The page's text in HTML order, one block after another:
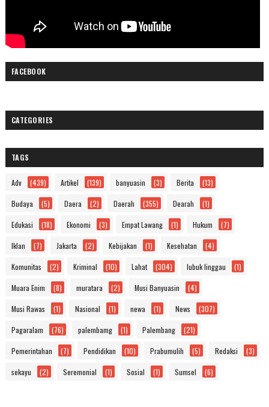
FACEBOOK
CATEGORIES
TAGS
Adv (439) Artikel (139) banyuasin (3) Berita (13)
Budaya (5) Daera (2) Daerah (355) Dearah (1)
Edukasi (18) Ekonomi (3) Empat Lawang (1) Hukum (7)
Iklan (7) Jakarta (2) Kebijakan (1) Kesehatan (4)
Komunitas (2) Kriminal (10) Lahat (304) lubuk linggau (1)
Muara Enim (8) muratara (2) Musi Banyuasin (4)
Musi Rawas (1) Nasional (1) newa (1) News (307)
Pagaralam (76) palembamg (1) Palembang (21)
Pemerintahan (7) Pendidikan (10) Prabumulih (5) Redaksi (3)
sekayu (2) Seremonial (1) Sosial (1) Sumsel (6)